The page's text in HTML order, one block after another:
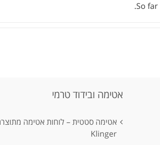
So far
אטימה ובידוד טרמי
אטימה סטטית – לוחות אטימה
Klinger